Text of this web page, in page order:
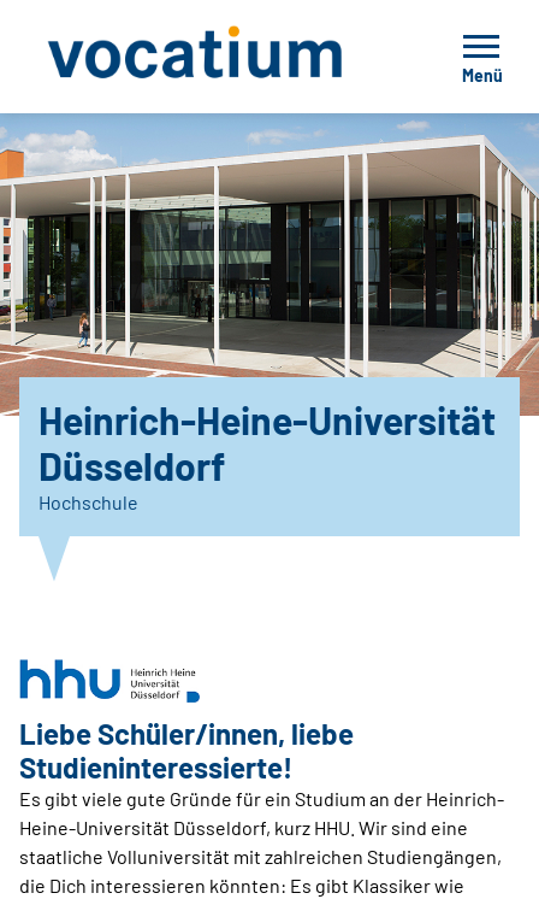
Menü
Heinrich-Heine-Universität
Düsseldorf
Hochschule
Liebe Schüler/innen, liebe
Studieninteressierte!
Es gibt viele gute Gründe für ein Studium an der Heinrich-
Heine-Universität Düsseldorf, kurz HHU. Wir sind eine
staatliche Volluniversität mit zahlreichen Studiengängen,
die Dich interessieren könnten: Es gibt Klassiker wie